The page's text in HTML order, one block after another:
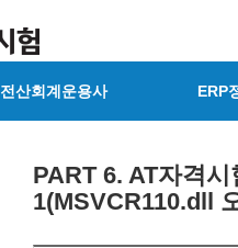
전산회계운용사 ERP
PART 6. AT자격
1(MSVCR110.dll